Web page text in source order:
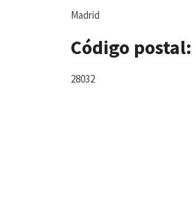
Madrid
Código postal:
28032